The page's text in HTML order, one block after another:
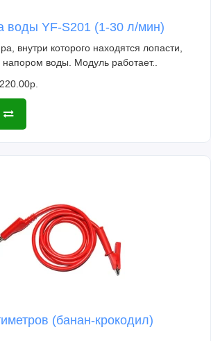
воды YF-S201 (1-30 л/мин)
внутри которого находятся лопасти,
воды. Модуль работает..
(банан-крокодил)